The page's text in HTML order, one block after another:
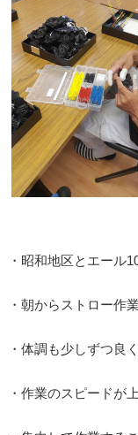
・昭和地区とエール
・朝からストロー作
・体調も少しずつ良
・作業のスピードが